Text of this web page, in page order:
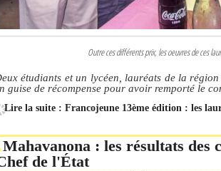
Outre ces différents prix, les oeuvres de ces
étudiants et un lycéen, lauréats de la
guise de récompense pour avoir remporté le
Lire la suite : Francojeune 13ème édition : les
Mahavanona : les résultats des
de l'État